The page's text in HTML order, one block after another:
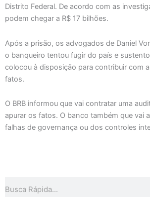
Distrito Federal. De acordo com as
podem chegar a R$ 17 bilhões.
Após a prisão, os advogados de Daniel
o banqueiro tentou fugir do país e
colocou à disposição para contribuir com
fatos.
O BRB informou que vai contratar uma
apurar os fatos. O banco também que vai
falhas de governança ou dos controles